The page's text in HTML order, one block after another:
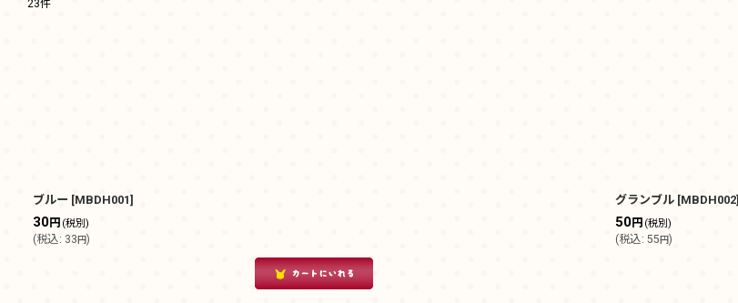
23件
ブルー [MBDH001]
30円 (税別)
(税込: 33円)
グランブル [MBDH002]
50円 (税別)
(税込: 55円)